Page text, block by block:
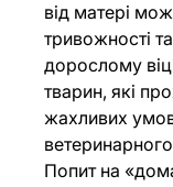
від матері
тривожності
дорослому
тварин, які
жахливих
Попит на